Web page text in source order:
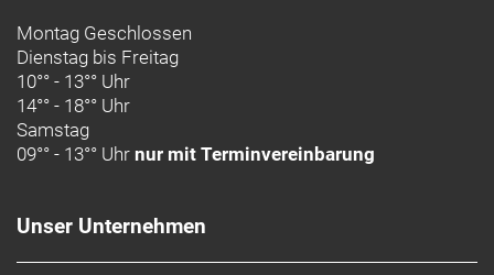
Montag Geschlossen
Dienstag bis Freitag
10°° - 13°° Uhr
14°° - 18°° Uhr
Samstag
09°° - 13°° Uhr nur mit Terminvereinbarung
Unser Unternehmen